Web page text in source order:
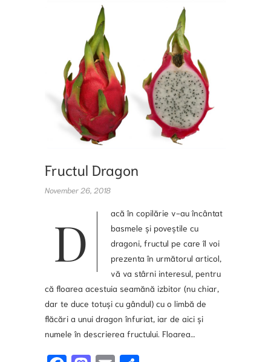
Fructul Dragon
November 26, 2018
D
acă în copilărie v-au încântat
basmele și poveștile cu
dragoni, fructul pe care îl voi
prezenta în următorul articol,
vă va stârni interesul, pentru
că floarea acestuia seamănă izbitor (nu chiar,
dar te duce totuși cu gândul) cu o limbă de
flăcări a unui dragon înfuriat, iar de aici și
numele în descrierea fructului. Floarea…